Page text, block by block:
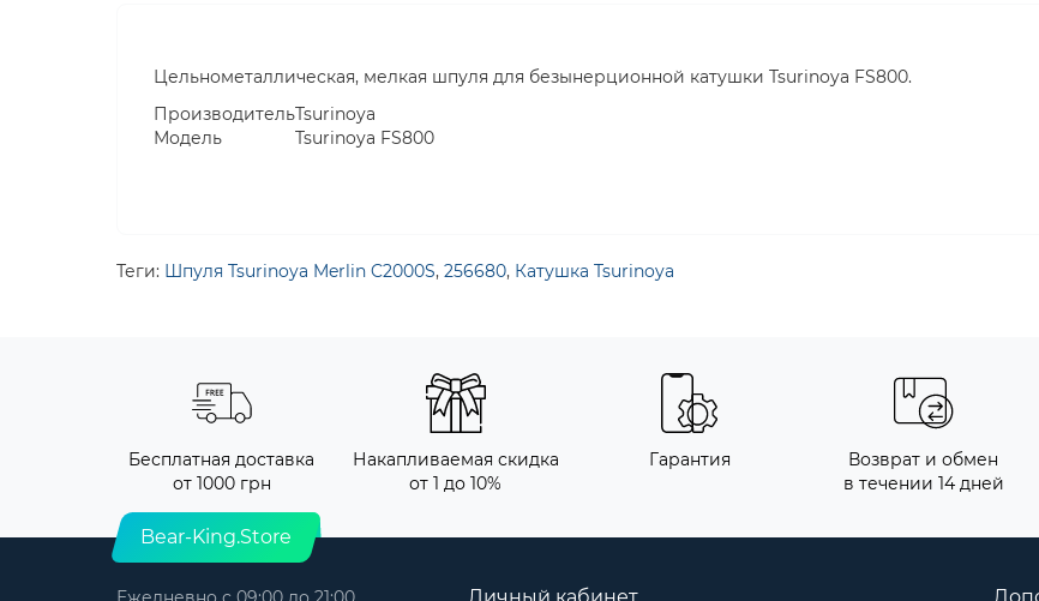
Цельнометаллическая, мелкая шпуля для безынерционной катушки Tsurinoya FS800.
ПроизводительTsurinoya
Модель
Tsurinoya FS800
Теги: Шпуля Tsurinoya Merlin C2000S, 256680, Катушка Tsurinoya
Бесплатная доставка
от 1000 грн
Накапливаемая скидка
от 1 до 10%
Гарантия
Возврат и обмен
в течении 14 дней
Bear-King.Store